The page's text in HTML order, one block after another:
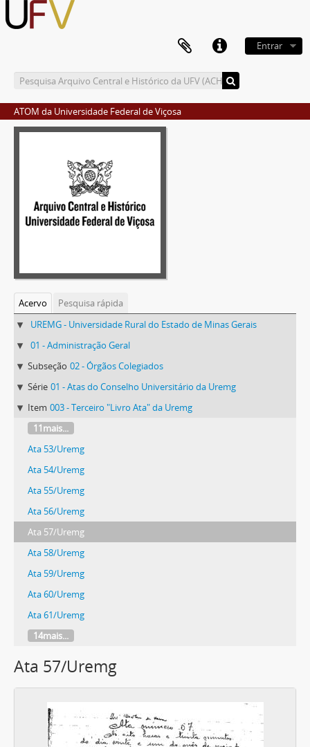
Entrar
ATOM da Universidade Federal de Viçosa
Acervo
Pesquisa rápida
UREMG - Universidade Rural do Estado de Minas Gerais
01 - Administração Geral
Subseção 02 - Órgãos Colegiados
Série 01 - Atas do Conselho Universitário da Uremg
Item 003 - Terceiro "Livro Ata" da Uremg
11mais...
Ata 53/Uremg
Ata 54/Uremg
Ata 55/Uremg
Ata 56/Uremg
Ata 57/Uremg
Ata 58/Uremg
Ata 59/Uremg
Ata 60/Uremg
Ata 61/Uremg
14mais...
Ata 57/Uremg